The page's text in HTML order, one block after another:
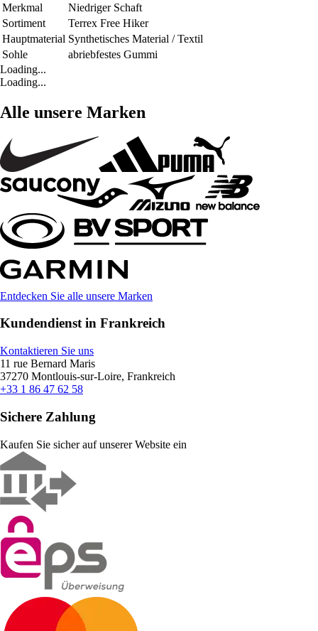
Merkmal
Niedriger Schaft
Sortiment
Terrex Free Hiker
Hauptmaterial Synthetisches Material / Textil
Sohle
abriebfestes Gummi
Loading...
Loading...
Alle unsere Marken
Entdecken Sie alle unsere Marken
Kundendienst in Frankreich
Kontaktieren Sie uns
11 rue Bernard Maris
37270 Montlouis-sur-Loire, Frankreich
+33 1 86 47 62 58
Sichere Zahlung
Kaufen Sie sicher auf unserer Website ein